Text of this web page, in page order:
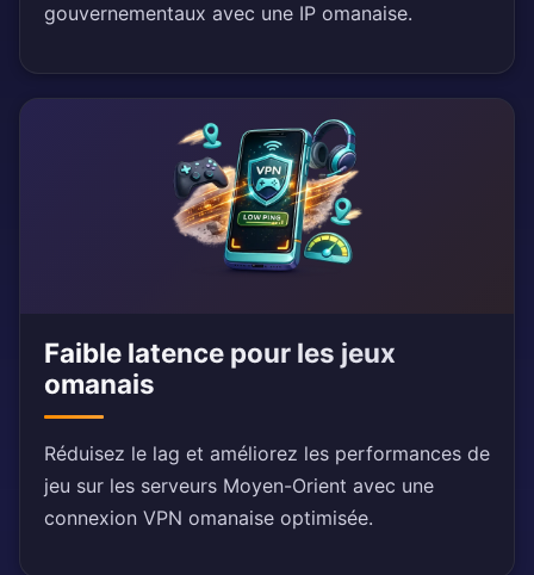
gouvernementaux avec une IP omanaise.
Faible latence pour les jeux
omanais
Réduisez le lag et améliorez les performances de
jeu sur les serveurs Moyen-Orient avec une
connexion VPN omanaise optimisée.